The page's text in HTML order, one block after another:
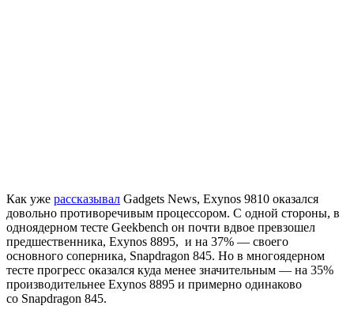
Как уже рассказывал Gadgets News, Exynos 9810 оказался
довольно противоречивым процессором. C одной стороны, в
одноядерном тесте Geekbench он почти вдвое превзошел
предшественника, Exynos 8895, и на 37% — своего
основного соперника, Snapdragon 845. Но в многоядерном
тесте прогресс оказался куда менее значительным — на 35%
производительнее Exynos 8895 и примерно одинаково
со Snapdragon 845.